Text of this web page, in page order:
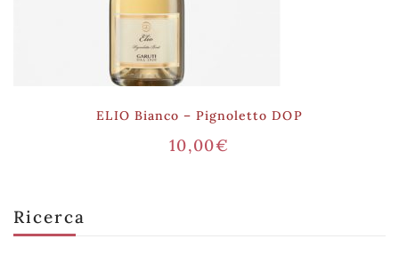
Ricerca
ELIO Bianco – Pignoletto DOP
10,00€